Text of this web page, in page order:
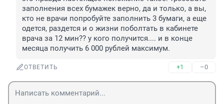
заполнения всех бумажек верно, да и только, а вы,
кто не врачи попробуйте заполнить 3 бумаги, а еще
одется, раздется и о жизни поболтать в кабинете
врача за 12 мин?? у кого получится.... и в конце
месяца получить 6 000 рублей максимум.
ОТВЕТИТЬ +1 –0